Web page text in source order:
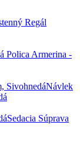
Regál
Polica Armerina -
Návlek
Sedacia Súprava